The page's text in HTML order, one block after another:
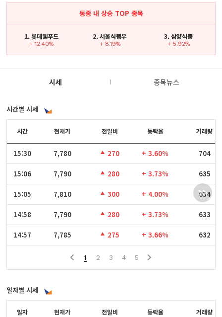
동종 내 상승 TOP 종목
1. 롯데웰푸드
+ 12.40%
2. 서울식품우
+ 8.19%
3. 삼양식품
+ 5.92%
시세 종목뉴스
시간별 시세
시간
15:30
15:06
15:05
14:58
14:57
시간 현재가 전일비 등락율 거래량
15:30 7,780 270 + 3.60% 704
15:06 7,790 280 + 3.73% 635
15:05 7,810 300 + 4.00% 634
14:58 7,790 280 + 3.73% 633
14:57 7,785 275 + 3.66% 632
1 2 3 4 5
일자별 시세
일자
일자 현재가 전일비 등락율 거래량